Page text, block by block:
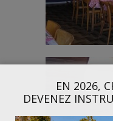
EN 2026,
DEVENEZ